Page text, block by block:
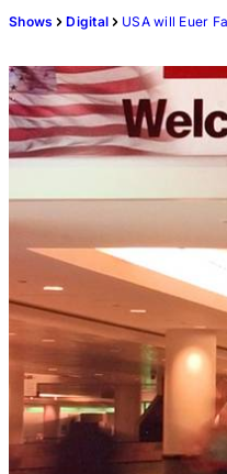
Shows Digital USA will Euer